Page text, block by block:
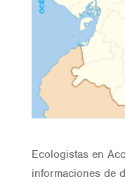
Ecologistas en
informaciones de